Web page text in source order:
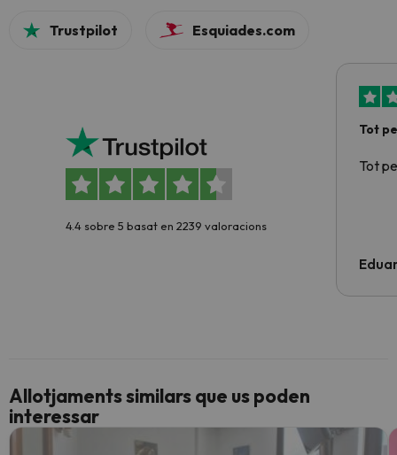
Trustpilot Esquiades.com
4.4 sobre 5 basat en 2239 valoracions
Tot
Tot
Allotjaments similars que us poden
interessar